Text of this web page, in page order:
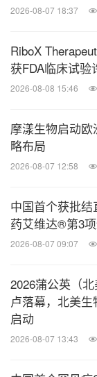
2026-08-07 18:37
RiboX
获FDA临床试验
2026-08-08 15:46
摩漾生物启动
略布局
2026-08-07 12:58
中国首个获批
药艾维达®第3
2026-08-07 09:07
2026蒲公英（
卢落幕，北美
启动
2026-08-07 13:43